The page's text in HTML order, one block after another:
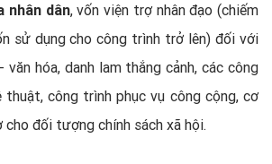
nhân dân, vốn viện trợ nhân đạo (chiếm
sử dụng cho công trình trở lên) đối với
hóa, danh lam thắng cảnh, các công
thuật, công trình phục vụ công cộng, cơ
cho đối tượng chính sách xã hội.